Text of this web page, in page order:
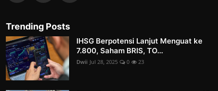
Trending Posts
IHSG Berpotensi Lanjut Menguat ke
7.800, Saham BRIS, TO...
Dwii Jul 28, 2025 0 23